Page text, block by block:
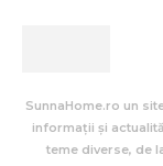
SunnaHome.ro un
informații și
teme diverse, de